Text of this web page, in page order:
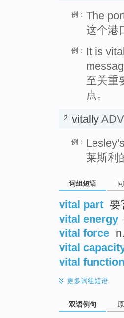
例： The
这个港
例：
It is
至关重
点。
2. vitally ADV
例：
莱斯利
词组短语
vital part 要
vital energy
vital force
vital
vital function
更多词组短语
双语例句